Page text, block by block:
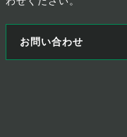
お問い合わせ